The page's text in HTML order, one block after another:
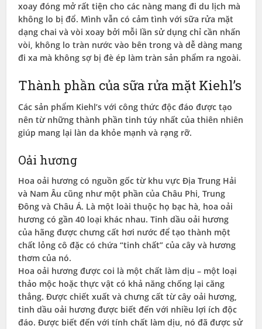
xoay đóng mở rất tiện cho các nàng mang đi du lịch mà
không lo bị đổ. Mình vẫn có cảm tình với sữa rửa mặt
dạng chai và vòi xoay bởi mỗi lần sử dụng chỉ cần nhấn
vòi, không lo tràn nước vào bên trong và dễ dàng mang
đi xa mà không sợ bị đè ép làm tràn sản phẩm ra ngoài.
Thành phần của sữa rửa mặt Kiehl’s
Các sản phẩm Kiehl’s với công thức độc đáo được tạo
nên từ những thành phần tinh túy nhất của thiên nhiên
giúp mang lại làn da khỏe mạnh và rạng rỡ.
Oải hương
Hoa oải hương có nguồn gốc từ khu vực Địa Trung Hải
và Nam Âu cũng như một phần của Châu Phi, Trung
Đông và Châu Á. Là một loài thuộc họ bạc hà, hoa oải
hương có gần 40 loại khác nhau. Tinh dầu oải hương
của hãng được chưng cất hơi nước để tạo thành một
chất lỏng cô đặc có chứa “tinh chất” của cây và hương
thơm của nó.
Hoa oải hương được coi là một chất làm dịu – một loại
thảo mộc hoặc thực vật có khả năng chống lại căng
thẳng. Được chiết xuất và chưng cất từ ​​cây oải hương,
tinh dầu oải hương được biết đến với nhiều lợi ích độc
đáo. Được biết đến với tính chất làm dịu, nó đã được sử